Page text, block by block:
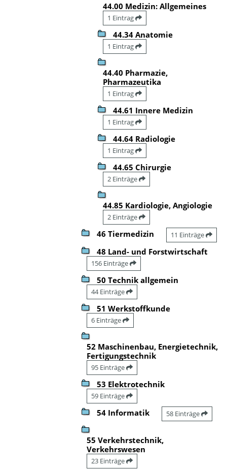
44.00 Medizin: Allgemeines
1 Eintrag
44.34 Anatomie
1 Eintrag
44.40 Pharmazie,
Pharmazeutika
1 Eintrag
44.61 Innere Medizin
1 Eintrag
44.64 Radiologie
1 Eintrag
44.65 Chirurgie
2 Einträge
44.85 Kardiologie, Angiologie
2 Einträge
46 Tiermedizin 11 Einträge
48 Land- und Forstwirtschaft
156 Einträge
50 Technik allgemein
44 Einträge
51 Werkstoffkunde
6 Einträge
52 Maschinenbau, Energietechnik,
Fertigungstechnik
95 Einträge
53 Elektrotechnik
59 Einträge
54 Informatik 58 Einträge
55 Verkehrstechnik,
Verkehrswesen
23 Einträge